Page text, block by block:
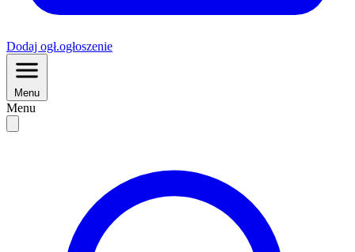
Dodaj ogł.ogłoszenie
Menu
Menu